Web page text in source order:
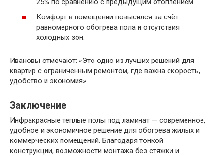
Комфорт в помещении повысился за счёт
равномерного обогрева пола и отсутствия
холодных зон.
Ивановы отмечают: «Это одно из лучших решений для
квартир с ограниченным ремонтом, где важна скорость,
удобство и экономия».
Заключение
Инфракрасные теплые полы под ламинат — современное,
удобное и экономичное решение для обогрева жилых и
коммерческих помещений. Благодаря тонкой
конструкции, возможности монтажа без стяжки и